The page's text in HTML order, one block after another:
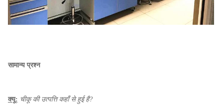
सामान्य प्रश्न
क्यू: चीकू की उत्पत्ति कहाँ से हुई है?